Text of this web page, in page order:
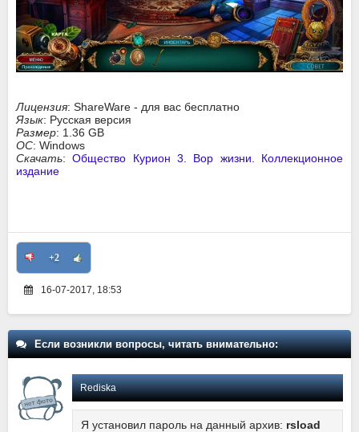
Лицензия: ShareWare - для вас бесплатно
Язык: Русская версия
Размер: 1.36 GB
ОС: Windows
Скачать:Общество Курион 3. Вор жизни. Коллекционное
издание
+2
16-07-2017, 18:53
Если возникли вопросы, читать внимательно:
Rediska
Я установил пароль на данный архив: rsload